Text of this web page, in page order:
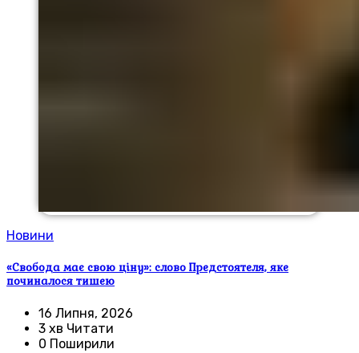
Новини
«Свобода має свою ціну»: слово Предстоятеля, яке
починалося тишею
16 Липня, 2026
3 хв Читати
0 Поширили